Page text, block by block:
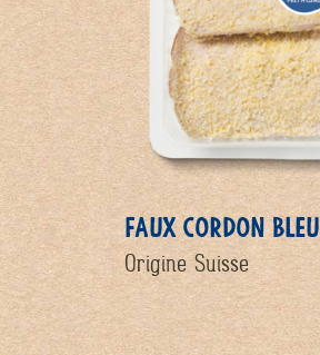
FAUX CORDON BLEU
Origine Suisse